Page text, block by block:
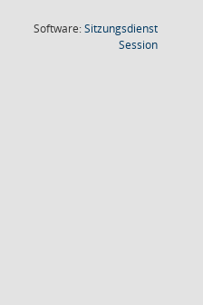
Software:Sitzungsdienst
Session(Wird in